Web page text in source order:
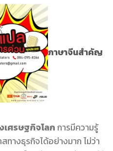
ภาษาจีนสำคัญ
เศรษฐกิจโลกการมีความรู้
ทางธุรกิจได้อย่างมาก ไม่ว่า